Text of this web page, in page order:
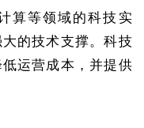
算等领域的科技实
的技术支撑。科技
运营成本，并提供